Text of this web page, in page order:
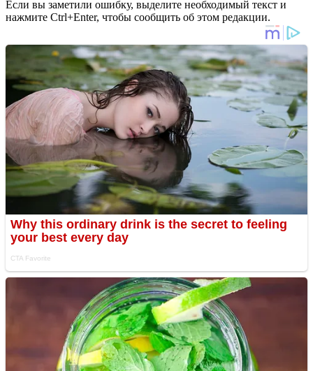
Если вы заметили ошибку, выделите необходимый текст и
нажмите Ctrl+Enter, чтобы сообщить об этом редакции.